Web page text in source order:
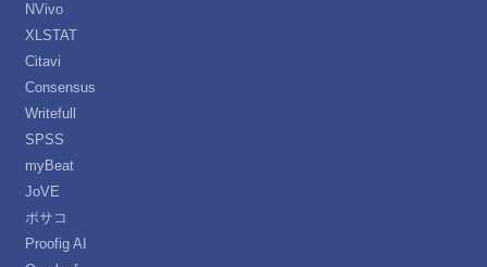
NVivo
XLSTAT
Citavi
Consensus
Writefull
SPSS
myBeat
JoVE
ポサコ
Proofig AI